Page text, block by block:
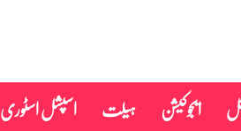
ایجوکیشن ہیلت اسپشل اسٹوری